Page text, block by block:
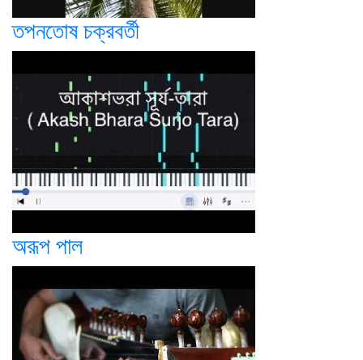
তপনতোষ চক্রবর্তী
অরূপ পাল